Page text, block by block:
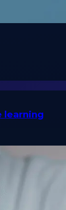
learning